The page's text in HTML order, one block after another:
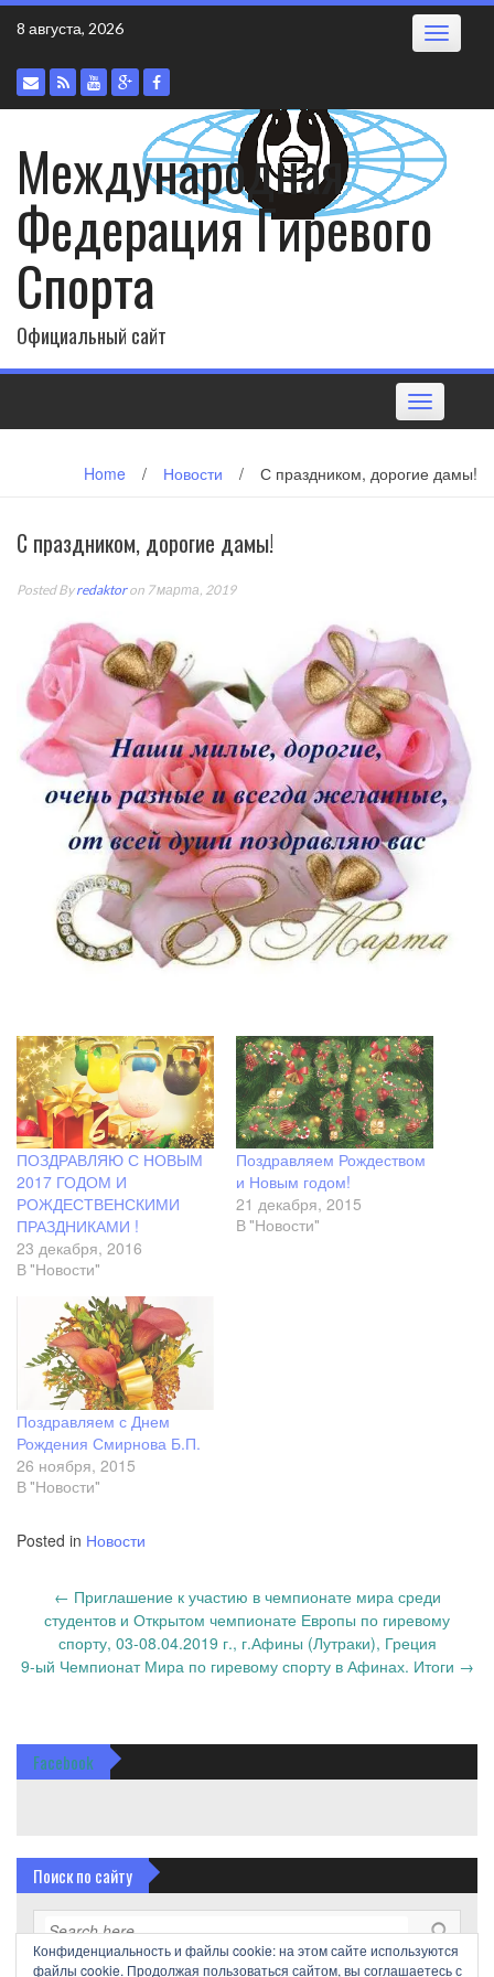
Skip
8 августа, 2026 Toggle
Международная
Федерация Гиревого
Спорта
Официальный сайт
Toggle
navigation
Home / Новости / С праздником, дорогие дамы!
С праздником, дорогие дамы!
Posted Byredaktoron 7 марта, 2019
ПОЗДРАВЛЯЮ С НОВЫМ
2017 ГОДОМ И
РОЖДЕСТВЕНСКИМИ
ПРАЗДНИКАМИ !
23 декабря, 2016
В "Новости"
Поздравляем Рождеством
и Новым годом!
21 декабря, 2015
В "Новости"
Поздравляем с Днем
Рождения Смирнова Б.П.
26 ноября, 2015
В "Новости"
Posted in Новости
navigation
← Приглашение к участию в чемпионате мира среди
студентов и Открытом чемпионате Европы по гиревому
спорту, 03-08.04.2019 г., г.Афины (Лутраки), Греция
9-ый Чемпионат Мира по гиревому спорту в Афинах. Итоги →
Facebook
Поиск по сайту
Конфиденциальность и файлы cookie: на этом сайте используются
файлы cookie. Продолжая пользоваться сайтом, вы соглашаетесь с